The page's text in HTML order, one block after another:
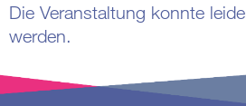
Die Veranstaltung konnte
werden.